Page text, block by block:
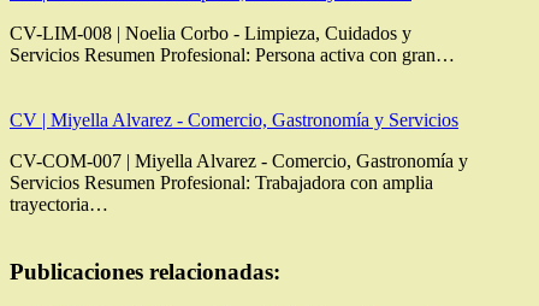
CV-LIM-008 | Noelia Corbo - Limpieza, Cuidados y
Servicios Resumen Profesional: Persona activa con gran…
CV | Miyella Alvarez - Comercio, Gastronomía y Servicios
CV-COM-007 | Miyella Alvarez - Comercio, Gastronomía y
Servicios Resumen Profesional: Trabajadora con amplia
trayectoria…
Publicaciones relacionadas: